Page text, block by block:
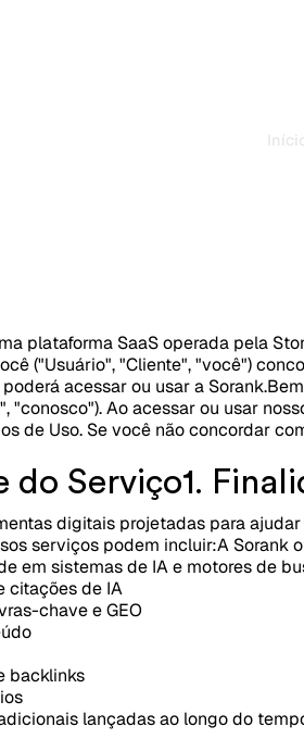
plataforma SaaS operada pela
("Usuário", "Cliente", "você")
acessar ou usar a Sorank.
"conosco"). Ao acessar ou usar
de Uso. Se você não concordar
do Serviço1.
digitais projetadas para
serviços podem incluir:A Sorank
em sistemas de IA e motores de
citações de IA
chave e GEO
backlinks
lançadas ao longo do